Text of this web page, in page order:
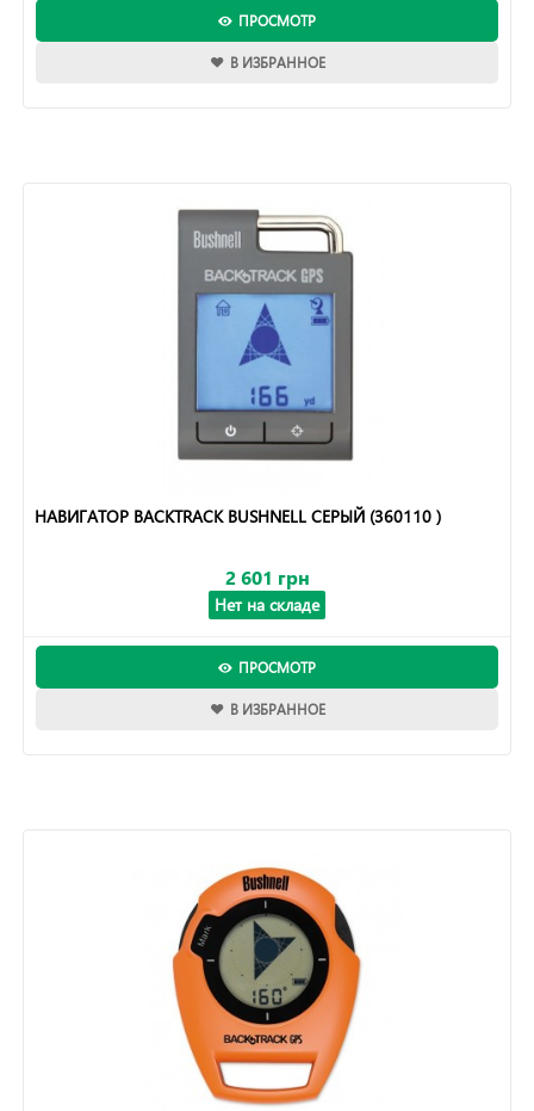
ПРОСМОТР
В ИЗБРАННОЕ
НАВИГАТОР BACKTRACK BUSHNELL СЕРЫЙ (360110 )
2 601 грн
Нет на складе
ПРОСМОТР
В ИЗБРАННОЕ